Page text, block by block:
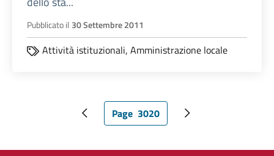
Pubblicato il 30 Settembre 2011
Attività istituzionali, Amministrazione locale
Pagina precedentePagina attuale
Page 3020 Pagina successiva